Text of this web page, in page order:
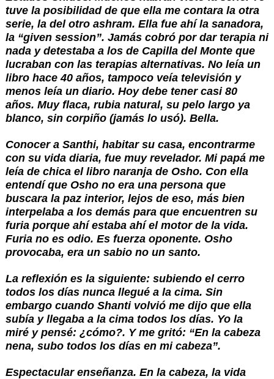
tuve la posibilidad de que ella me contara la otra
serie, la del otro ashram. Ella fue ahí la sanadora,
la “given session”. Jamás cobró por dar terapia ni
nada y detestaba a los de Capilla del Monte que
lucraban con las terapias alternativas. No leía un
libro hace 40 años, tampoco veía televisión y
menos leía un diario. Hoy debe tener casi 80
años. Muy flaca, rubia natural, su pelo largo ya
blanco, sin corpiño (jamás lo usó). Bella.
Conocer a Santhi, habitar su casa, encontrarme
con su vida diaria, fue muy revelador. Mi papá me
leía de chica el libro naranja de Osho. Con ella
entendí que Osho no era una persona que
buscara la paz interior, lejos de eso, más bien
interpelaba a los demás para que encuentren su
furia porque ahí estaba ahí el motor de la vida.
Furia no es odio. Es fuerza oponente. Osho
provocaba, era un sabio no un santo.
La reflexión es la siguiente: subiendo el cerro
todos los días nunca llegué a la cima. Sin
embargo cuando Shanti volvió me dijo que ella
subía y llegaba a la cima todos los días. Yo la
miré y pensé: ¿cómo?. Y me gritó: “En la cabeza
nena, subo todos los días en mi cabeza”.
Espectacular enseñanza. En la cabeza, la vida